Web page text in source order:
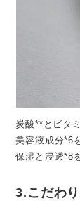
炭酸**とビタ
美容液成分*6
保湿と浸透*8
3.こだわ